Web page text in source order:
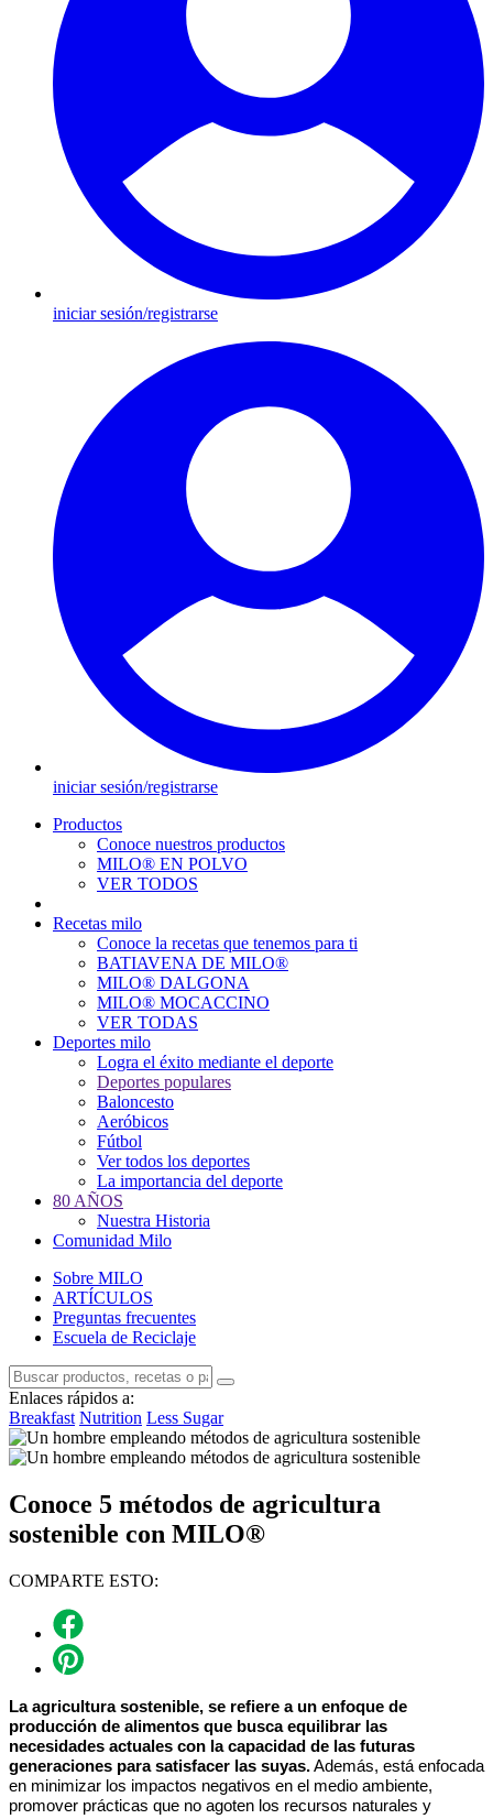
iniciar sesión/registrarse
iniciar sesión/registrarse
navigation
Productos
Conoce nuestros productos
MILO® EN POLVO
VER TODOS
Recetas milo
Conoce la recetas que tenemos para ti
BATIAVENA DE MILO®
MILO® DALGONA
MILO® MOCACCINO
VER TODAS
Deportes milo
Logra el éxito mediante el deporte
Deportes populares
Baloncesto
Aeróbicos
Fútbol
Ver todos los deportes
La importancia del deporte
80 AÑOS
Nuestra Historia
Comunidad Milo
Sobre MILO
ARTÍCULOS
Preguntas frecuentes
Escuela de Reciclaje
Enlaces rápidos a:
Breakfast Nutrition Less Sugar
Conoce 5 métodos de agricultura
sostenible con MILO®
COMPARTE ESTO:
La agricultura sostenible, se refiere a un enfoque de
producción de alimentos que busca equilibrar las
necesidades actuales con la capacidad de las futuras
generaciones para satisfacer las suyas.Además, está enfocada
en minimizar los impactos negativos en el medio ambiente,
promover prácticas que no agoten los recursos naturales y